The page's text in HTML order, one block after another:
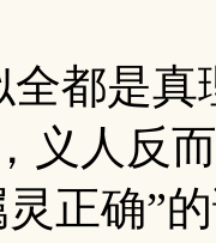
都是真
义人反
灵正确”